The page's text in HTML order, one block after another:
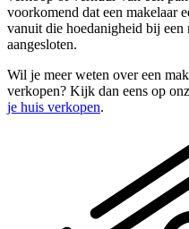
voorkomend dat een makelaar
vanuit die hoedanigheid bij
aangesloten.
Wil je meer weten over een
verkopen? Kijk dan eens op
je huis verkopen.